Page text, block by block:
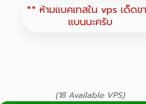
** ห้ามแบคเทสใน vps เด็ดข
แบนนะครับ
(18 Available VPS)